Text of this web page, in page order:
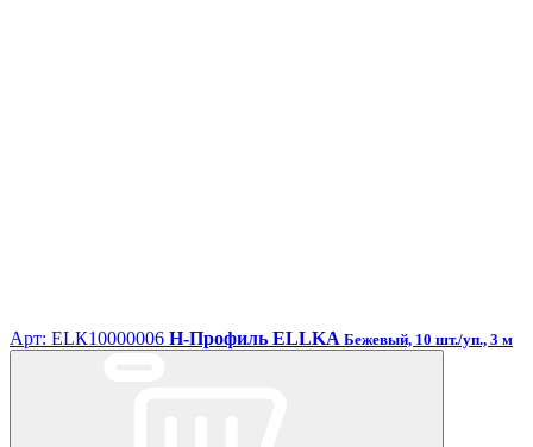
Арт: ЕLК10000006 H-Профиль ELLKA Бежевый, 10 шт./уп., 3 м